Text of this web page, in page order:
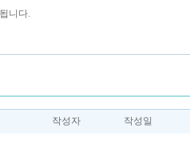
니다.
작성자 작성일